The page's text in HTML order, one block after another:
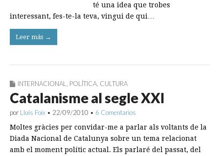
té una idea que trobes
interessant, fes-te-la teva, vingui de qui…
Leer más →
INTERNACIONAL POLÍTICA CULTURA
Catalanisme al segle XXI
por Lluís Foix • 22/09/2010 • 6 Comentarios
Moltes gràcies per convidar-me a parlar als voltants de la
Diada Nacional de Catalunya sobre un tema relacionat
amb el moment polític actual. Els parlaré del passat, del